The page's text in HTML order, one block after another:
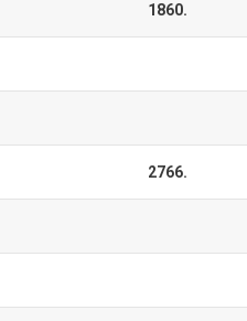
1860.
2766.